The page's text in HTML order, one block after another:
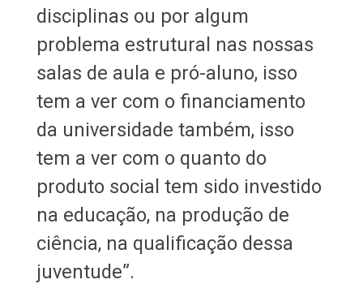
disciplinas ou por algum
problema estrutural nas nossas
salas de aula e pró-aluno, isso
tem a ver com o financiamento
da universidade também, isso
tem a ver com o quanto do
produto social tem sido investido
na educação, na produção de
ciência, na qualificação dessa
juventude”.